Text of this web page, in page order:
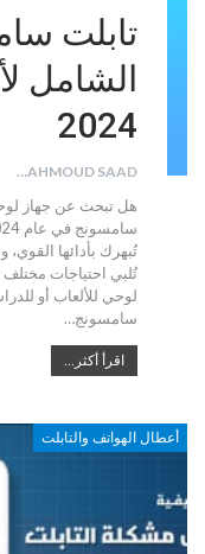
تابلت
الشامل
2024
MAHMOUD SAAD
هل تبحث عن جهاز
تُبهرك بأدائها القوي،
تُلبي احتياجات
لوحي للألعاب أو
سامسونج…
اقرأ أكثر...
أعطال الهواتف والتابلت